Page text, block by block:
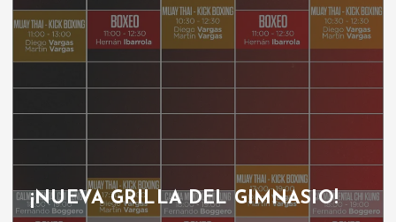
¡NUEVA GRILLA DEL GIMNASIO!